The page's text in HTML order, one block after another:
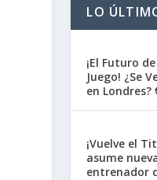
LO
¡El Futuro
Juego! ¿Se
en Londres?
¡Vuelve el
asume
entrenador